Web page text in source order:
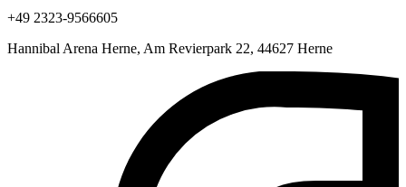
+49 2323-9566605
Hannibal Arena Herne, Am Revierpark 22, 44627 Herne